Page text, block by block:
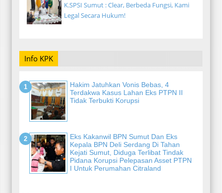
K.SPSI Sumut : Clear, Berbeda Fungsi, Kami
Legal Secara Hukum!
Info KPK
Hakim Jatuhkan Vonis Bebas, 4
Terdakwa Kasus Lahan Eks PTPN II
Tidak Terbukti Korupsi
Eks Kakanwil BPN Sumut Dan Eks
Kepala BPN Deli Serdang Di Tahan
Kejati Sumut, Diduga Terlibat Tindak
Pidana Korupsi Pelepasan Asset PTPN
I Untuk Perumahan Citraland